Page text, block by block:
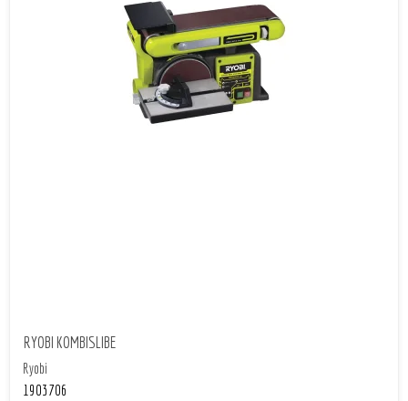
RYOBI KOMBISLIBE
Ryobi
1903706